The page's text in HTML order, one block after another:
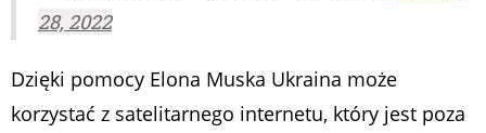
28, 2022
Dzięki pomocy Elona Muska Ukraina może
korzystać z satelitarnego internetu, który jest poza